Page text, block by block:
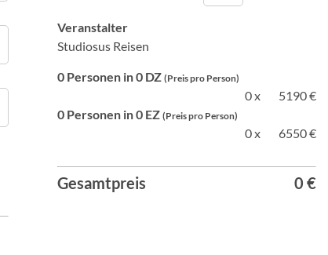
Veranstalter
Studiosus Reisen
0 Personen in 0 DZ (Preis pro Person)
0 x
5190 €
0 Personen in 0 EZ (Preis pro Person)
0 x 6550 €
Gesamtpreis 0 €